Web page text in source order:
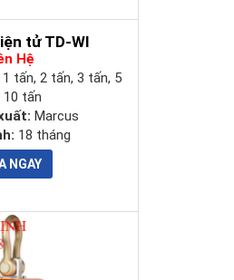
tử TD-WI
Hệ
1 tấn, 2 tấn, 3 tấn, 5
10 tấn
Marcus
18 tháng